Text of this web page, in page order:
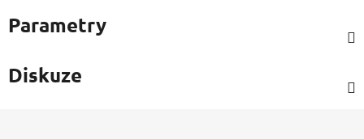
Parametry
Diskuze